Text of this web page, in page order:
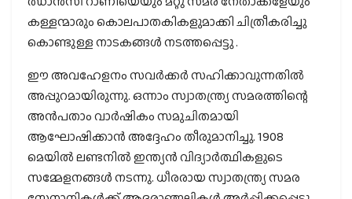
കള്ളന്മാരും കൊലപാതകികളുമാക്കി ചിത്രീകരിച്ചു
കൊണ്ടുള്ള നാടകങ്ങള്‍ നടത്തപ്പെട്ടു .
ഈ അവഹേളനം സവർക്കർ സഹിക്കാവുന്നതിൽ
അപ്പുറമായിരുന്നു. ഒന്നാം സ്വാതന്ത്ര്യ സമരത്തിന്റെ
അന്‍പതാം വാര്‍ഷികം സമുചിതമായി
ആഘോഷിക്കാന്‍ അദ്ദേഹം തീരുമാനിച്ചു. 1908
മെയില്‍ ലണ്ടനില്‍ ഇന്ത്യന്‍ വിദ്യാര്‍ത്ഥികളുടെ
സമ്മേളനങ്ങള്‍ നടന്നു. ധീരരായ സ്വാതന്ത്ര്യ സമര